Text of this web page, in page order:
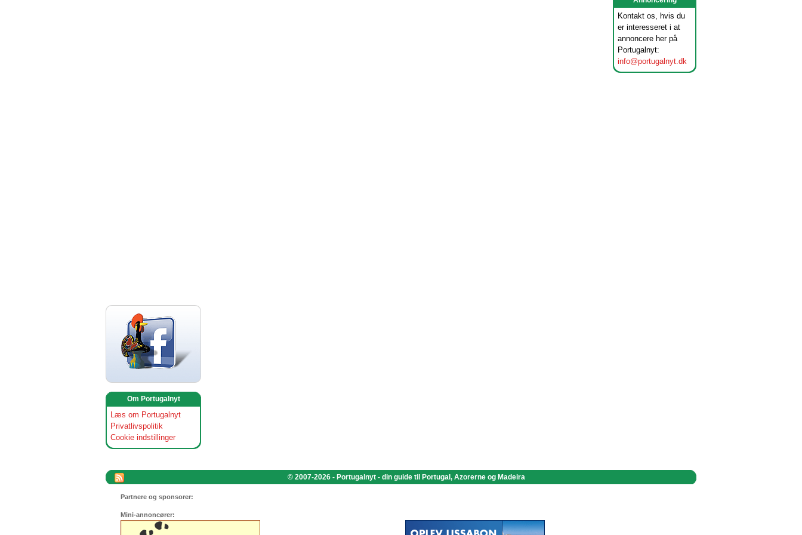
Kontakt os, hvis du
er interesseret i at
annoncere her på
Portugalnyt:
info@portugalnyt.dk
Om Portugalnyt
Læs om Portugalnyt
Privatlivspolitik
Cookie indstillinger
© 2007-2026 - Portugalnyt - din guide til Portugal, Azorerne og Madeira
Partnere og sponsorer:
Mini-annoncører: